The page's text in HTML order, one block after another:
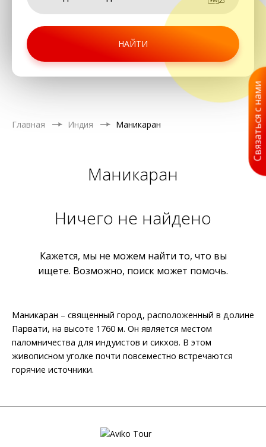
НАЙТИ
Главная Индия Маникаран
Маникаран
Ничего не найдено
Кажется, мы не можем найти то, что вы
ищете. Возможно, поиск может помочь.
Маникаран – священный город, расположенный в долине
Парвати, на высоте 1760 м. Он является местом
паломничества для индуистов и сикхов. В этом
живописном уголке почти повсеместно встречаются
горячие источники.
Связаться с нами